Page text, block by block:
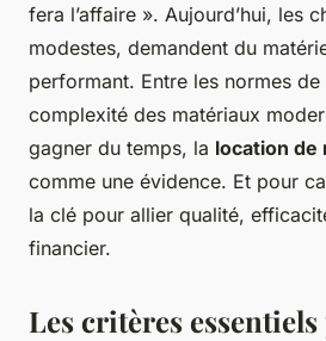
fera l’affaire ». Aujourd’hui, les
modestes, demandent du
performant. Entre les normes de
complexité des matériaux
gagner du temps, la location de
comme une évidence. Et pour
la clé pour allier qualité,
financier.
Les critères